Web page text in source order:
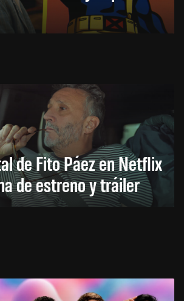
de Fito Páez en Netflix
de estreno y tráiler